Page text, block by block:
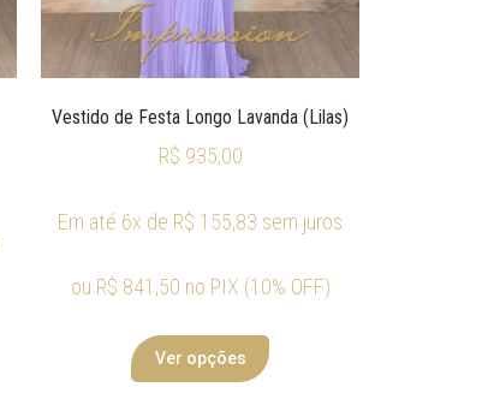
Vestido de Festa Longo Lavanda (Lilas)
R$ 935,00
Em até 6x de R$ 155,83 sem juros
ou R$ 841,50 no PIX (10% OFF)
Ver opções